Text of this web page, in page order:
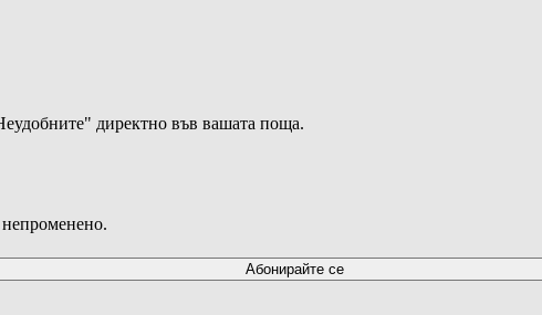
директно във вашата поща.
непроменено.